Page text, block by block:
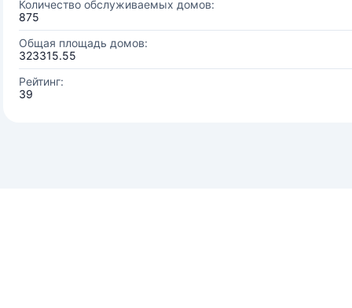
Количество обслуживаемых домов:
875
Общая площадь домов:
323315.55
Рейтинг:
39